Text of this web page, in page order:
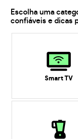
Escolha uma
confiáveis e dicas
Smart TV